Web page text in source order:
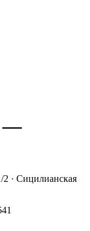
—
2 · Сицилианская